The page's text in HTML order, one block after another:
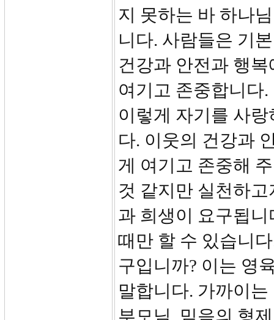
지 못하는 바 하나
니다. 사람들은 기
건강과 안전과 행
여기고 존중합니다
이렇게 자기를 사
다. 이웃의 건강과
게 여기고 존중해
것 같지만 실천하
과 희생이 요구됩
때만 할 수 있습니
구입니까? 이는 영
말합니다. 가까이
부모님, 믿음의 형